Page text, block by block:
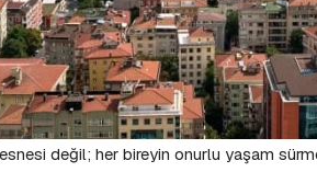
değil; her bireyin onurlu yaşam